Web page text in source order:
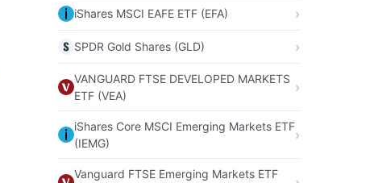
iShares MSCI EAFE ETF (EFA)
SPDR Gold Shares (GLD)
VANGUARD FTSE DEVELOPED MARKETS
ETF (VEA)
iShares Core MSCI Emerging Markets ETF
(IEMG)
Vanguard FTSE Emerging Markets ETF